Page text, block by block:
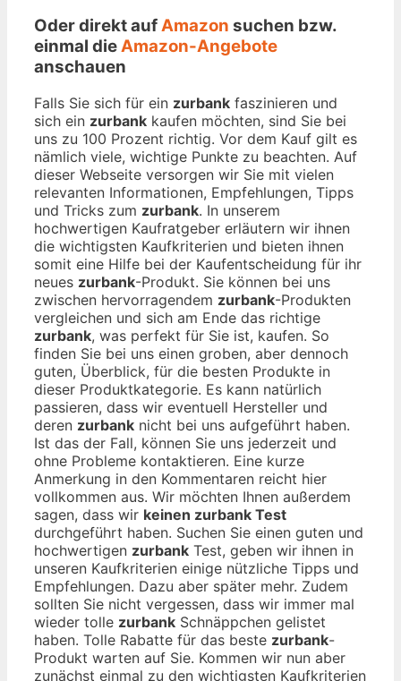
Oder direkt aufAmazon suchen bzw.
einmal dieAmazon-Angebote
anschauen
Falls Sie sich für ein zurbank faszinieren und
sich ein zurbank kaufen möchten, sind Sie bei
uns zu 100 Prozent richtig. Vor dem Kauf gilt es
nämlich viele, wichtige Punkte zu beachten. Auf
dieser Webseite versorgen wir Sie mit vielen
relevanten Informationen, Empfehlungen, Tipps
und Tricks zum zurbank. In unserem
hochwertigen Kaufratgeber erläutern wir ihnen
die wichtigsten Kaufkriterien und bieten ihnen
somit eine Hilfe bei der Kaufentscheidung für ihr
neues zurbank-Produkt. Sie können bei uns
zwischen hervorragendem zurbank-Produkten
vergleichen und sich am Ende das richtige
zurbank, was perfekt für Sie ist, kaufen. So
finden Sie bei uns einen groben, aber dennoch
guten, Überblick, für die besten Produkte in
dieser Produktkategorie. Es kann natürlich
passieren, dass wir eventuell Hersteller und
deren zurbank nicht bei uns aufgeführt haben.
Ist das der Fall, können Sie uns jederzeit und
ohne Probleme kontaktieren. Eine kurze
Anmerkung in den Kommentaren reicht hier
vollkommen aus. Wir möchten Ihnen außerdem
sagen, dass wir keinen zurbank Test
durchgeführt haben. Suchen Sie einen guten und
hochwertigen zurbank Test, geben wir ihnen in
unseren Kaufkriterien einige nützliche Tipps und
Empfehlungen. Dazu aber später mehr. Zudem
sollten Sie nicht vergessen, dass wir immer mal
wieder tolle zurbank Schnäppchen gelistet
haben. Tolle Rabatte für das beste zurbank-
Produkt warten auf Sie. Kommen wir nun aber
zunächst einmal zu den wichtigsten Kaufkriterien